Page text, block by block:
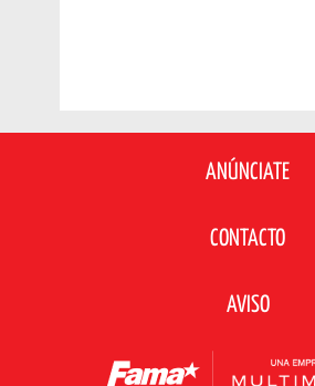
ANÚNCIATE
CONTACTO
AVISO